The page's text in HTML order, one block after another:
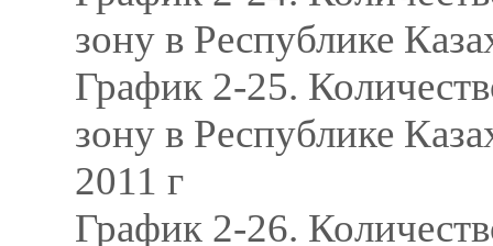
зону в Республике
График 2-25.
зону в Республике
2011 г
График 2-26.